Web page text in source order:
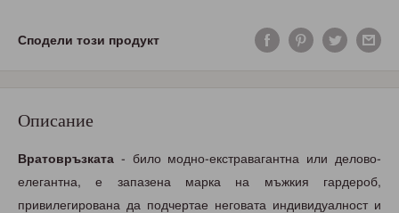
Сподели този продукт
Описание
Вратовръзката - било модно-екстравагантна или делово-
елегантна, е запазена марка на мъжкия гардероб,
привилегирована да подчертае неговата индивидуалност и